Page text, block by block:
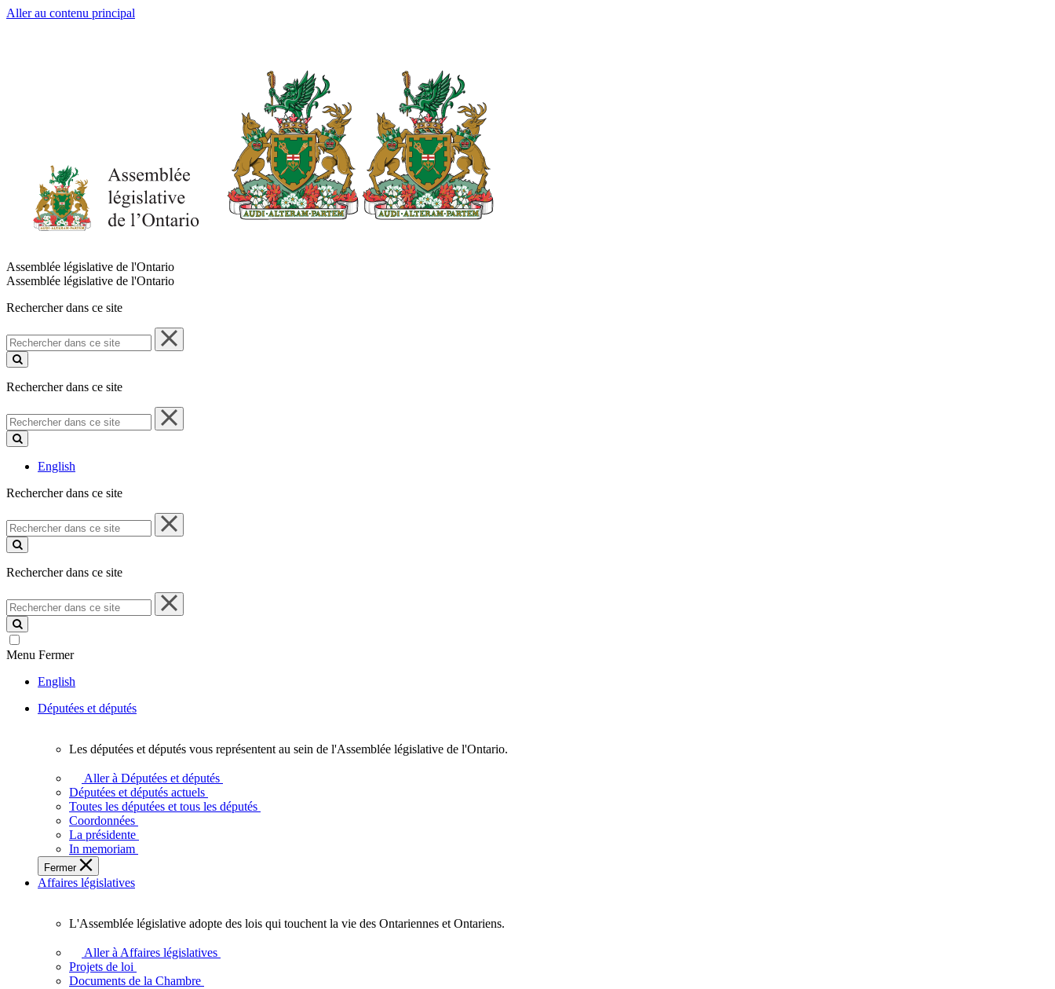
Aller au contenu principal
Assemblée législative de l'Ontario
Assemblée législative de l'Ontario
Rechercher dans ce site
Rechercher
dans
ce
Rechercher dans ce site
Rechercher
dans
ce
English
Rechercher dans ce site
Rechercher
dans
ce
Rechercher dans ce site
Rechercher
dans
ce
site
Menu Fermer
English
Députées et députés
députées
députés
vous
représentent
sein
de
l'Assemblée
l'Ontario.
Les députées et députés vous représentent au sein de l'Assemblée législative de l'Ontario.
Aller à Députées et députés
Députées et députés actuels
Toutes les députées et tous les députés
Coordonnées
La présidente
In memoriam
Fermer
Affaires législatives
législative
adopte
L'Assemblée législative adopte des lois qui touchent la vie des Ontariennes et Ontariens.
Aller à Affaires législatives
Projets de loi
Documents de la Chambre